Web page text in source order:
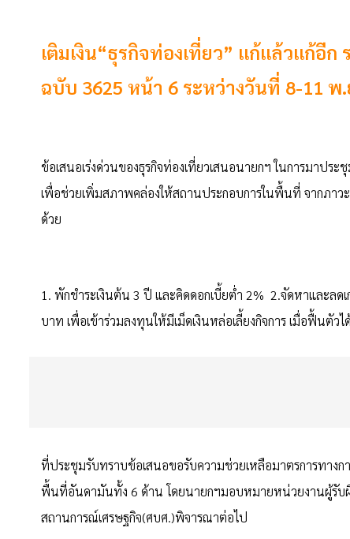
เติมเงิน“ธุรกิจท่องเที่ยว” แก้แล้วแก้อี
ฉบับ 3625 หน้า 6 ระหว่างวันที่ 8-11 พ.
ข้อเสนอเร่งด่วนของธุรกิจท่องเที่ยวเสนอนายกฯ ในการมาป
เพื่อช่วยเพิ่มสภาพคล่องให้สถานประกอบการในพื้นที่ จากภาว
ด้วย
1. พักชำระเงินต้น 3 ปี และคิดดอกเบี้ยต่ำ 2% 2.จัดหาและล
บาท เพื่อเข้าร่วมลงทุนให้มีเม็ดเงินหล่อเลี้ยงกิจการ เมื่อฟื้นตัว
ที่ประชุมรับทราบข้อเสนอขอรับความช่วยเหลือมาตรการทางก
พื้นที่อันดามันทั้ง 6 ด้าน โดยนายกฯมอบหมายหน่วยงานผู้รับ
สถานการณ์เศรษฐกิจ(ศบศ.)พิจารณาต่อไป